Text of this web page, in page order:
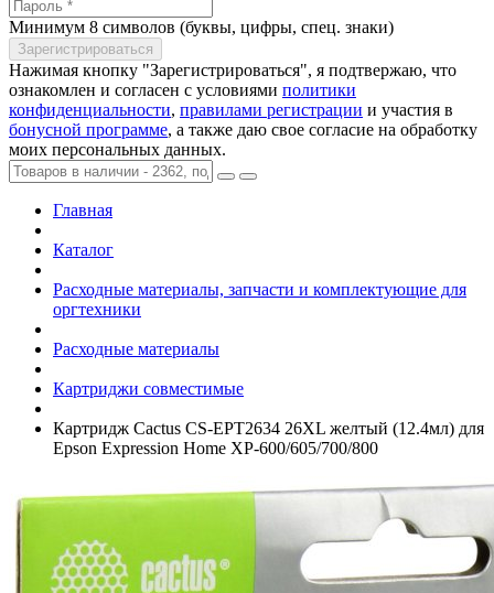
Минимум 8 символов (буквы, цифры, спец. знаки)
Нажимая кнопку "Зарегистрироваться", я подтвержаю, что
ознакомлен и согласен с условиями политики
конфиденциальности, правилами регистрации и участия в
бонусной программе, а также даю свое согласие на обработку
моих персональных данных.
Главная
Каталог
Расходные материалы, запчасти и комплектующие для
оргтехники
Расходные материалы
Картриджи совместимые
Картридж Cactus CS-EPT2634 26XL желтый (12.4мл) для
Epson Expression Home XP-600/­605/­700/­800